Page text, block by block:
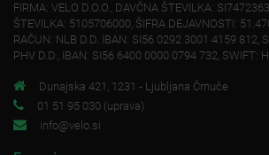
FIRMA: VELO D.O.O., DAVČNA ŠTEVILKA:
ŠTEVILKA: 5105706000, ŠIFRA DEJAVNOSTI:
RAČUN: NLB D.D. IBAN: SI56 0292 3001 4159 812,
PHV D.D., IBAN: SI56 6400 0000 0794 732, SWIFT:
Dunajska 421, 1231 - Ljubljana Črnuče
01 51 95 030 (uprava)
info@velo.si